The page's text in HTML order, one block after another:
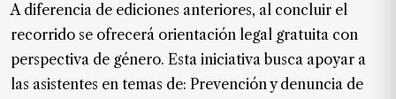
Contáctanos
Anúnciate
con
nosotros
A diferencia de ediciones anteriores, al concluir el
recorrido se ofrecerá orientación legal gratuita con
perspectiva de género. Esta iniciativa busca apoyar a
las asistentes en temas de: Prevención y denuncia de